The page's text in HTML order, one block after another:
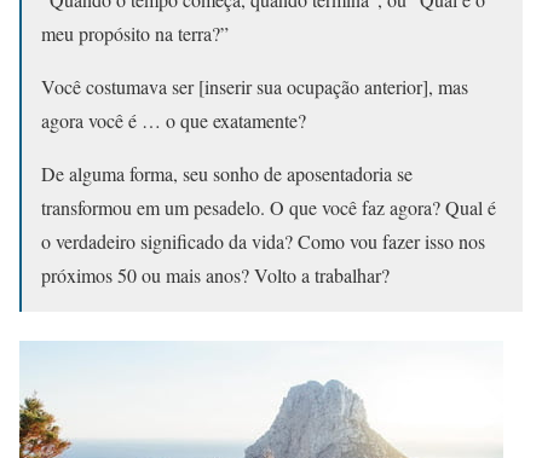
meu propósito na terra?”
Você costumava ser [inserir sua ocupação anterior], mas
agora você é … o que exatamente?
De alguma forma, seu sonho de aposentadoria se
transformou em um pesadelo. O que você faz agora? Qual é
o verdadeiro significado da vida? Como vou fazer isso nos
próximos 50 ou mais anos? Volto a trabalhar?